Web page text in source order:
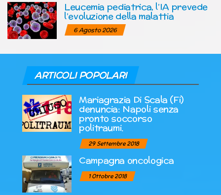
Leucemia pediatrica, l’IA prevede
l’evoluzione della malattia
6 Agosto 2026
ARTICOLI POPOLARI
Mariagrazia Di Scala (Fi)
denuncia: Napoli senza
pronto soccorso
politraumi.
29 Settembre 2018
Campagna oncologica
1 Ottobre 2018